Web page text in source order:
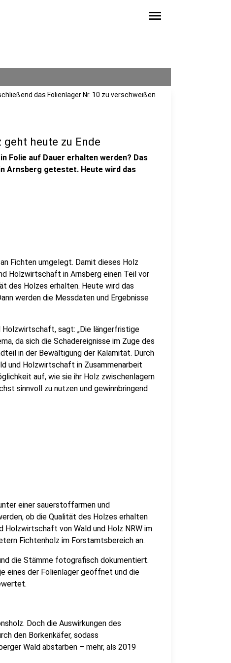
menu
das Folienlager Nr. 10 zu verschweißen
geht heute zu Ende
Folie auf Dauer erhalten werden? Das
Arnsberg getestet. Heute wird das
Fichten umgelegt. Damit dieses Holz
Holzwirtschaft in Arnsberg einen Teil vor
des Holzes erhalten. Heute wird das
werden die Messdaten und Ergebnisse
sagt: „Die längerfristige
da sich die Schadereignisse im Zuge des
in der Bewältigung der Kalamität. Durch
und Holzwirtschaft in Zusammenarbeit
auf, wie sie ihr Holz zwischenlagern
sinnvoll zu nutzen und gewinnbringend
einer sauerstoffarmen und
ob die Qualität des Holzes erhalten
Holzwirtschaft von Wald und Holz NRW im
Fichtenholz im Forstamtsbereich an.
die Stämme fotografisch dokumentiert.
eines der Folienlager geöffnet und die
Doch die Auswirkungen des
den Borkenkäfer, sodass
Wald abstarben – mehr, als 2019